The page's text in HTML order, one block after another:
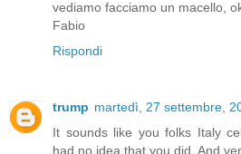
vediamo facciamo un macello,
Fabio
Rispondi
trump martedì, 27 settembre,
It sounds like you folks Italy
had no idea that you did. And